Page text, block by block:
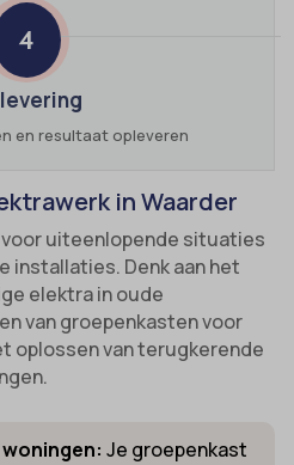
4
en resultaat opleveren
in Waarder
voor uiteenlopende situaties
installaties. Denk aan het
elektra in oude
van groepenkasten voor
oplossen van terugkerende
Je groepenkast